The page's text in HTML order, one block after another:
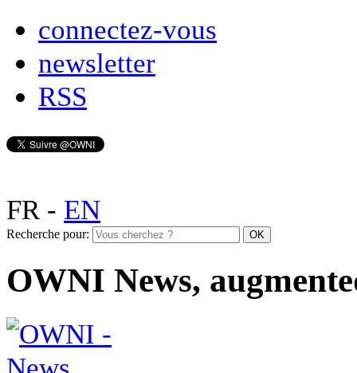
connectez-vous
newsletter
RSS
FR- EN
Recherche pour:
OWNI News,